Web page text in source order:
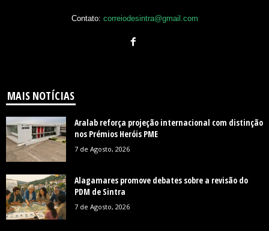
Contato: correiodesintra@gmail.com
MAIS NOTÍCIAS
Aralab reforça projeção internacional com distinção
nos Prémios Heróis PME
7 de Agosto, 2026
Alagamares promove debates sobre a revisão do
PDM de Sintra
7 de Agosto, 2026